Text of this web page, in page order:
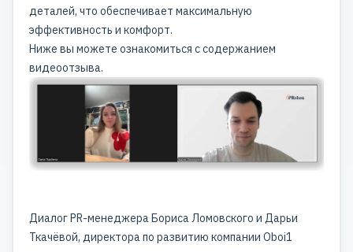
деталей, что обеспечивает максимальную
эффективность и комфорт.
Ниже вы можете ознакомиться с содержанием
видеоотзыва.
Диалог PR-менеджера Бориса Ломовского и Дарьи
Ткачёвой, директора по развитию компании Oboi1